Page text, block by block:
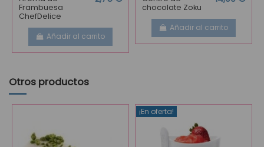
Frambuesa
ChefDelice
Añadir al carrito
chocolate Zoku
Añadir al carrito
Otros productos
¡En oferta!